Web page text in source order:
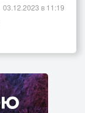
03.12.2023 в 11:19